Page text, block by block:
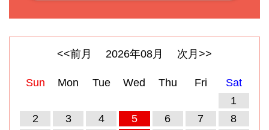
<<前月 2026年08月 次月>>
Sun Mon Tue Wed Thu Fri
Sat
1
2
3 4 5 6 7
8